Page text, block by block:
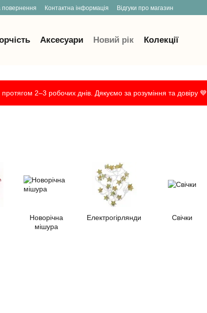
2–3 робочих днів. Дякуємо за розуміння та довіру 💙
повернення Контактна інформація Відгуки про магазин
Аксесуари Новий рік Колекції
Новорічна
мішура
Електрогірлянди Свічки